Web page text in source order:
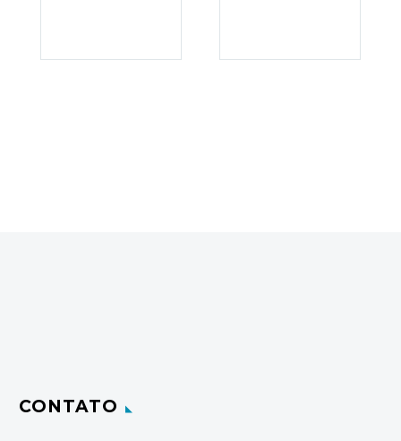
CONTATO